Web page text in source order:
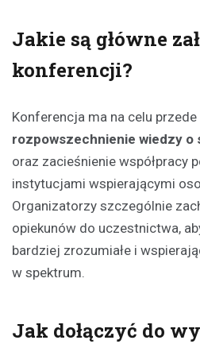
Jakie są główne
konferencji?
Konferencja ma na celu
rozpowszechnienie wiedzy
oraz zacieśnienie współpracy
instytucjami wspierającymi
Organizatorzy szczególnie
opiekunów do uczestnictwa,
bardziej zrozumiałe i
w spektrum.
Jak dołączyć do